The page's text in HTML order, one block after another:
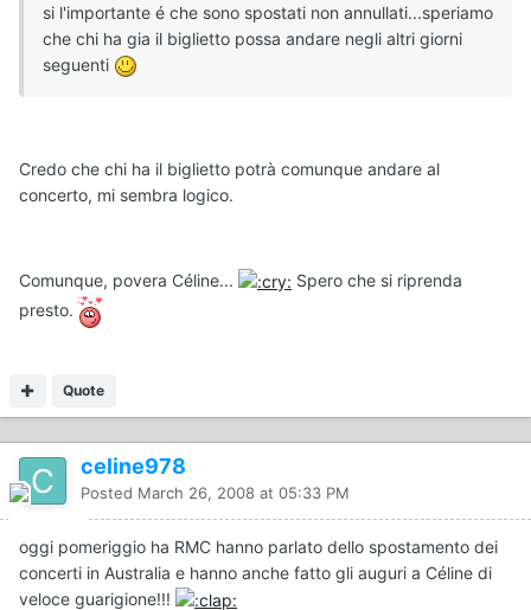
si l'importante é che sono spostati non annullati...speriamo
che chi ha gia il biglietto possa andare negli altri giorni
seguenti
Credo che chi ha il biglietto potrà comunque andare al
concerto, mi sembra logico.
Comunque, povera Céline...
Spero che si riprenda
presto.
Quote
celine978
Posted March 26, 2008 at 05:33 PM
oggi pomeriggio ha RMC hanno parlato dello spostamento dei
concerti in Australia e hanno anche fatto gli auguri a Céline di
veloce guarigione!!!